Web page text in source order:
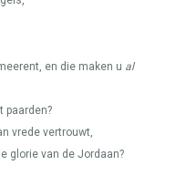
en die maken u al
paarden?
vrede vertrouwt,
glorie van de Jordaan?